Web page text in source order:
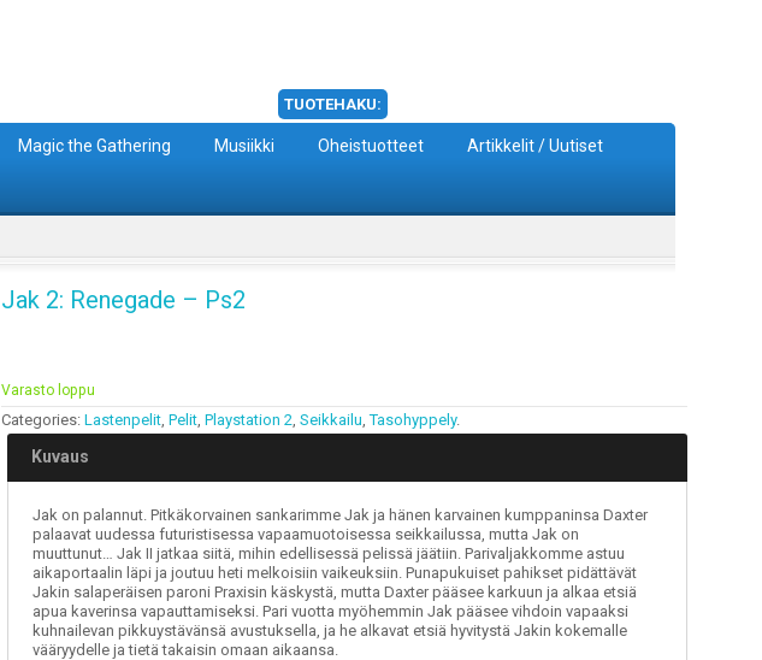
TUOTEHAKU:
Magic the Gathering Musiikki Oheistuotteet Artikkelit / Uutiset
Jak 2: Renegade – Ps2
Varasto loppu
Categories: Lastenpelit, Pelit, Playstation 2, Seikkailu,Tasohyppely.
Kuvaus
Jak on palannut. Pitkäkorvainen sankarimme Jak ja hänen karvainen kumppaninsa Daxter
palaavat uudessa futuristisessa vapaamuotoisessa seikkailussa, mutta Jak on
muuttunut… Jak II jatkaa siitä, mihin edellisessä pelissä jäätiin. Parivaljakkomme astuu
aikaportaalin läpi ja joutuu heti melkoisiin vaikeuksiin. Punapukuiset pahikset pidättävät
Jakin salaperäisen paroni Praxisin käskystä, mutta Daxter pääsee karkuun ja alkaa etsiä
apua kaverinsa vapauttamiseksi. Pari vuotta myöhemmin Jak pääsee vihdoin vapaaksi
kuhnailevan pikkuystävänsä avustuksella, ja he alkavat etsiä hyvitystä Jakin kokemalle
vääryydelle ja tietä takaisin omaan aikaansa.